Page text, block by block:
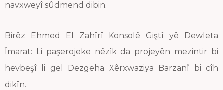
navxweyî sûdmend dibin.
Birêz Ehmed El Zahîrî Konsolê Giştî yê Dewleta
Îmarat: Li paşerojeke nêzîk da projeyên mezintir bi
hevbeşî li gel Dezgeha Xêrxwaziya Barzanî bi cîh
dikîn.